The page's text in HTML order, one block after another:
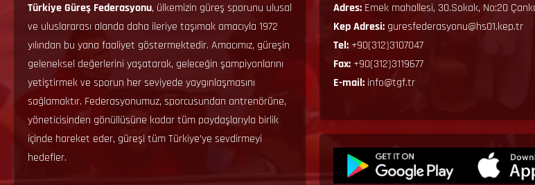
Türkiye Güreş Federasyonu, ülkemizin güreş sporunu ulusal
ve uluslararası alanda daha ileriye taşımak amacıyla 1972
yılından bu yana faaliyet göstermektedir. Amacımız, güreşin
geleneksel değerlerini yaşatarak, geleceğin şampiyonlarını
yetiştirmek ve sporun her seviyede yaygınlaşmasını
sağlamaktır. Federasyonumuz, sporcusundan antrenörüne,
yöneticisinden gönüllüsüne kadar tüm paydaşlarıyla birlik
içinde hareket eder, güreşi tüm Türkiye’ye sevdirmeyi
hedefler.
Adres: Emek mahallesi, 30.Sokak, No:20
Kep Adresi: guresfederasyonu@hs01.kep.tr
Tel: +90(312)3107047
Fax: +90(312)3119677
E-mail: info@tgf.tr